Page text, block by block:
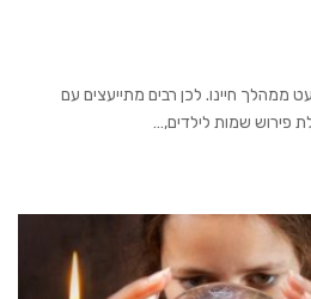
ממהלך חיינו. לכן רבים מתייעצים עם
פירוש שמות לילדים,…